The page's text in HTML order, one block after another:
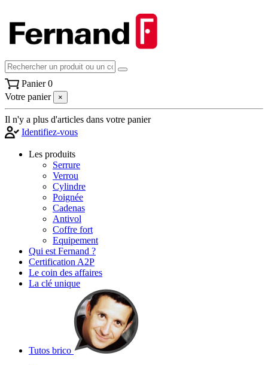
Panier 0
Votre panier
×
Il n'y a plus d'articles dans votre panier
Identifiez-vous
Les produits
Serrure
Verrou
Cylindre
Poignée
Cadenas
Antivol
Coffre fort
Equipement
Qui est Fernand ?
Certification A2P
Le coin des affaires
La clé unique
Tutos brico